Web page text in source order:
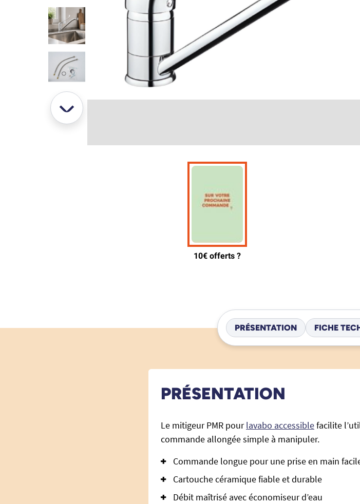
PRÉSENTATION FICHE
PRÉSENTATION
Le mitigeur PMR pourlavabo accessiblefacilite
commande allongée simple à manipuler.
Commande longue pour une prise en main
Cartouche céramique fiable et durable
Débit maîtrisé avec économiseur d’eau